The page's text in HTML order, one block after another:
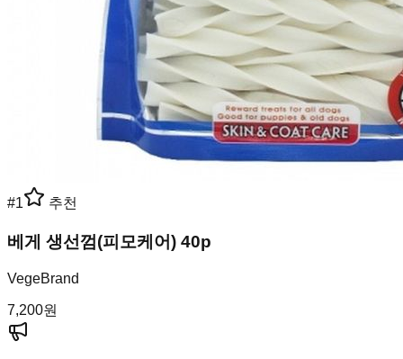
#1 추천
베게 생선껌(피모케어) 40p
VegeBrand
7,200원